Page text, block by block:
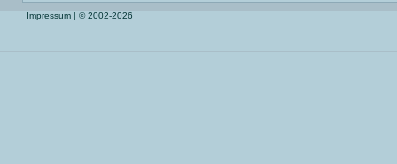
Impressum | © 2002-2026